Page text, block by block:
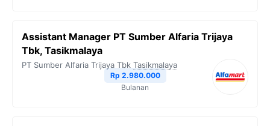
Assistant Manager PT Sumber Alfaria Trijaya
Tbk, Tasikmalaya
PT Sumber Alfaria Trijaya Tbk Tasikmalaya
Rp 2.980.000
Bulanan